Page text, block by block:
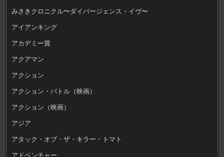
みさきクロニクル〜ダイバージェンス・イヴ〜
アイアンキング
アカデミー賞
アクアマン
アクション
アクション・バトル（映画）
アクション（映画）
アジア
アタック・オブ・ザ・キラー・トマト
アドベンチャー